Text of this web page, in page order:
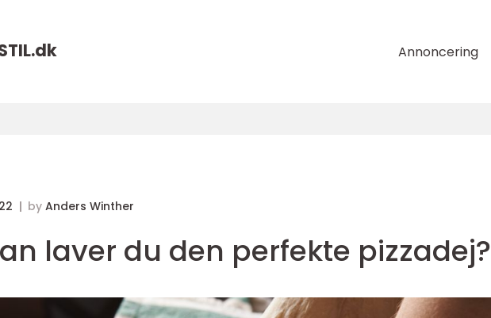
dk Annoncering
by Anders Winther
laver du den perfekte pizzadej?